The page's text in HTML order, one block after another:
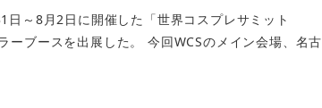
～8月2日に開催した「世界コスプレサミット
ーブースを出展した。 今回WCSのメイン会場、名古